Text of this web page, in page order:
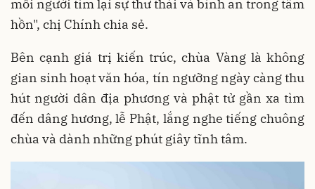
mỗi người tìm lại sự thư thái và bình an trong tâm
hồn", chị Chính chia sẻ.
Bên cạnh giá trị kiến trúc, chùa Vàng là không
gian sinh hoạt văn hóa, tín ngưỡng ngày càng thu
hút người dân địa phương và phật tử gần xa tìm
đến dâng hương, lễ Phật, lắng nghe tiếng chuông
chùa và dành những phút giây tĩnh tâm.